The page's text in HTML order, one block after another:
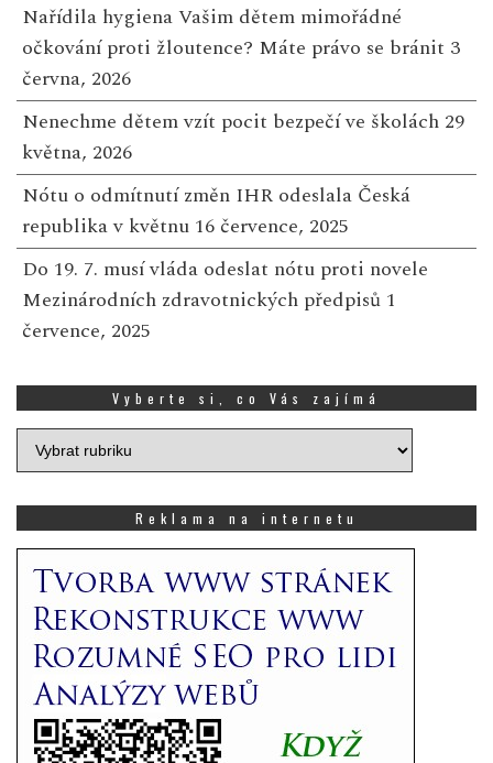
Nařídila hygiena Vašim dětem mimořádné
očkování proti žloutence? Máte právo se bránit 3
června, 2026
Nenechme dětem vzít pocit bezpečí ve školách 29
května, 2026
Nótu o odmítnutí změn IHR odeslala Česká
republika v květnu 16 července, 2025
Do 19. 7. musí vláda odeslat nótu proti novele
Mezinárodních zdravotnických předpisů 1
července, 2025
Vyberte si, co Vás zajímá
Vyberte
si,
zajímá
Reklama na internetu